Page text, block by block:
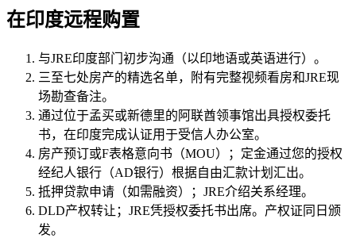
在印度远程购置
与JRE印度部门初步沟通（以印地语或英语进行）。
三至七处房产的精选名单，附有完整视频看房和JRE现
场勘查备注。
通过位于孟买或新德里的阿联酋领事馆出具授权委托
书，在印度完成认证用于受信人办公室。
房产预订或F表格意向书（MOU）；定金通过您的授权
经纪人银行（AD银行）根据自由汇款计划汇出。
抵押贷款申请（如需融资）；JRE介绍关系经理。
DLD产权转让；JRE凭授权委托书出席。产权证同日颁
发。